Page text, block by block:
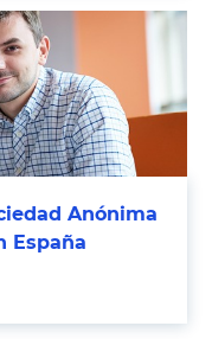
Anónima
España